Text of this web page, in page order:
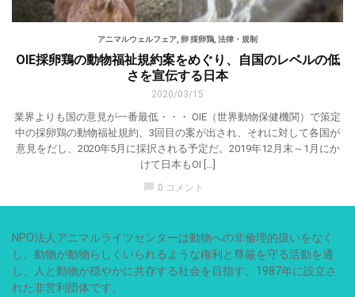
アニマルウェルフェア, 卵 採卵鶏, 法律・規制
OIE採卵鶏の動物福祉規約案をめぐり、自国のレベルの低
さを宣伝する日本
2020/03/15
業界よりも国の意見が一番最低・・・ OIE（世界動物保健機関）で策定
中の採卵鶏の動物福祉規約、3回目の案が出され、それに対して各国が
意見をだし、2020年5月に採択される予定だ。2019年12月末～1月にか
けて日本もOI […]
chat_bubble 0 コメント
NPO法人アニマルライツセンターは動物への非倫理的扱いをなく
し、動物が動物らしくいられるような権利と尊厳を守る活動を通
し、人と動物が穏やかに共存する社会を目指す、1987年に設立さ
れた非営利団体です。